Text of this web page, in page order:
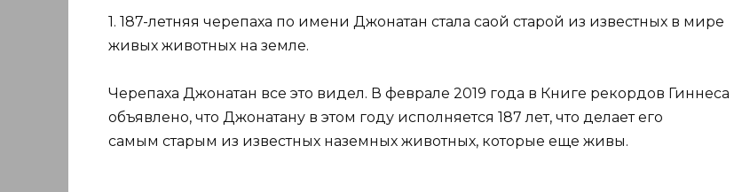
1. 187-летняя черепаха по имени Джонатан стала саой старой из известных в мире
живых животных на земле.
Черепаха Джонатан все это видел. В феврале 2019 года в Книге рекордов Гиннеса
объявлено, что Джонатану в этом году исполняется 187 лет, что делает его
самым старым из известных наземных животных, которые еще живы.